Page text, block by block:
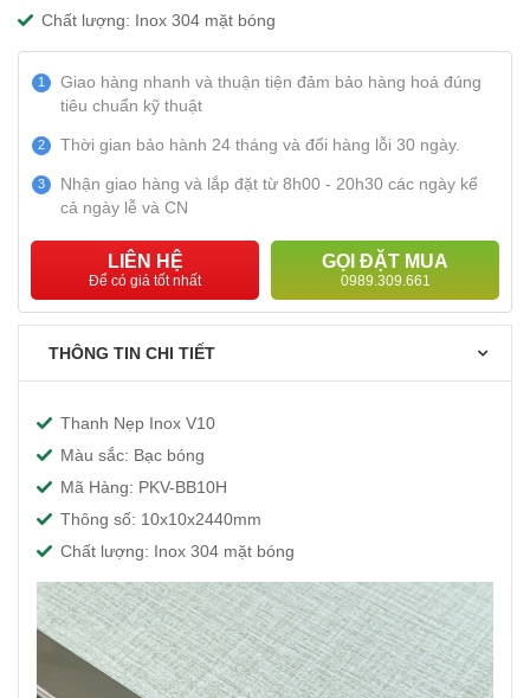
Chất lượng: Inox 304 mặt bóng
1
Giao hàng nhanh và thuận tiện đảm bảo hàng hoá đúng
tiêu chuẩn kỹ thuật
2 Thời gian bảo hành 24 tháng và đổi hàng lỗi 30 ngày.
3
Nhận giao hàng và lắp đặt từ 8h00 - 20h30 các ngày kể
cả ngày lễ và CN
LIÊN HỆ
Để có giá tốt nhất
GỌI ĐẶT MUA
0989.309.661
THÔNG TIN CHI TIẾT
Thanh Nẹp Inox V10
Màu sắc: Bạc bóng
Mã Hàng: PKV-BB10H
Thông số: 10x10x2440mm
Chất lượng: Inox 304 mặt bóng